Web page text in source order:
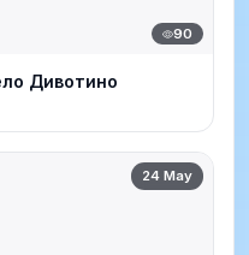
90
Дивотино
24 May